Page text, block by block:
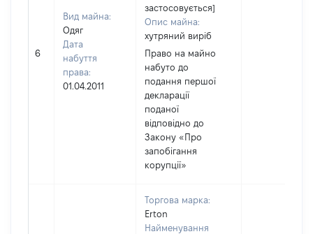
6
Вид майна:
Одяг
Дата
набуття
права:
01.04.2011
застосовується]
Опис майна:
хутряний виріб
Право на майно
набуто до
подання першої
декларації
поданої
відповідно до
Закону «Про
запобігання
корупції»
Торгова марка:
Erton
Найменування